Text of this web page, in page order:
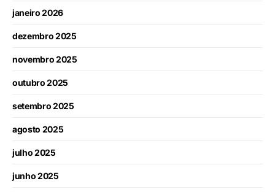
janeiro 2026
dezembro 2025
novembro 2025
outubro 2025
setembro 2025
agosto 2025
julho 2025
junho 2025